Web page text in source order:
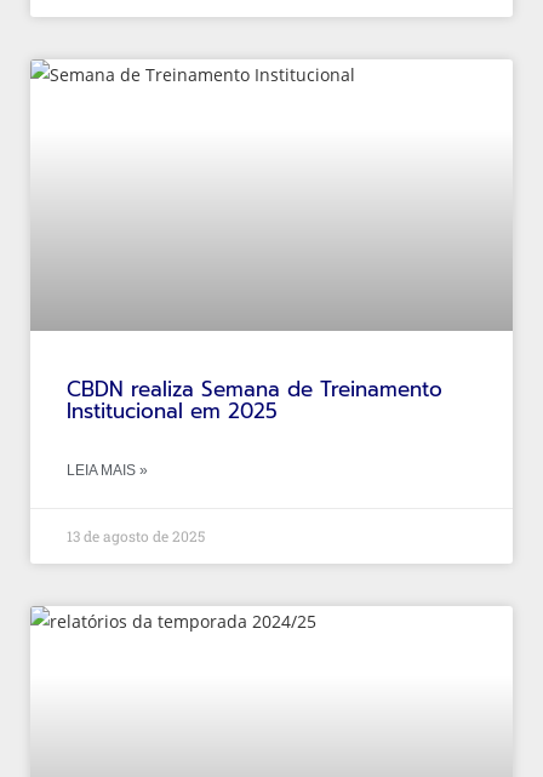
CBDN realiza Semana de Treinamento
Institucional em 2025
LEIA MAIS »
13 de agosto de 2025